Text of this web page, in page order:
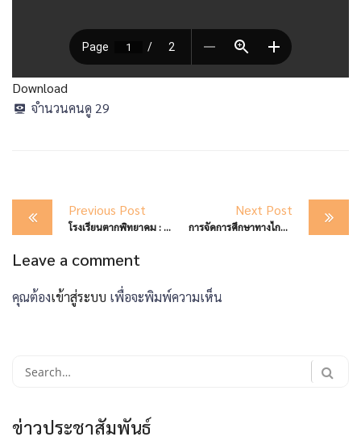
Download
จำนวนคนดู 29
Post
navigation
Previous Post
โรงเรียนตากพิทยาคม : ประชุมคณะกรรมการสถานศึกษาขั้นพื้นฐาน โรงเรียนตากพิทยาคม ครั้งที่ 2/2567
Next Post
การจัดการศึกษาทางไกลแบบสื่อสารสองทาง สำหรับระดัมัธยมศึกษาตอนต้น
Leave a comment
คุณต้องเข้าสู่ระบบ เพื่อจะพิมพ์ความเห็น
Search
ข่าวประชาสัมพันธ์